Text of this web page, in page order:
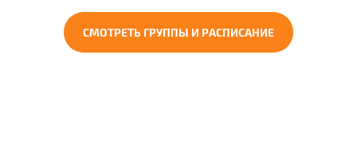
СМОТРЕТЬ ГРУППЫ И РАСПИСАНИЕ